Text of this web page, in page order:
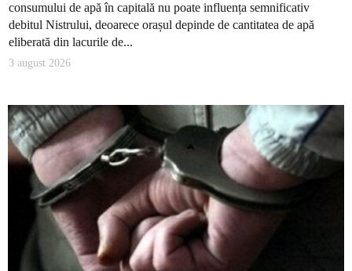
consumului de apă în capitală nu poate influența semnificativ
debitul Nistrului, deoarece orașul depinde de cantitatea de apă
eliberată din lacurile de...
3 august 2026